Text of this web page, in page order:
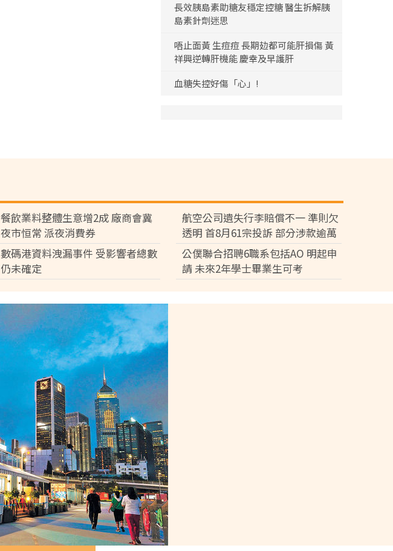
長效胰島素助糖友穩定控糖 醫生拆解胰
島素針劑迷思
唔止面黃 生痘痘 長期攰都可能肝損傷 黃
祥興逆轉肝機能 慶幸及早護肝
血糖失控好傷「心」!
餐飲業料整體生意增2成 廠商會冀
夜市恒常 派夜消費券
航空公司遺失行李賠償不一 準則欠
透明 首8月61宗投訴 部分涉款逾萬
元
數碼港資料洩漏事件 受影響者總數
仍未確定
公僕聯合招聘6職系包括AO 明起申
請 未來2年學士畢業生可考